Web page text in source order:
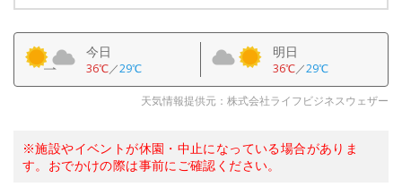
今日
36℃／29℃
明日
36℃／29℃
天気情報提供元：株式会社ライフビジネスウェザー
※施設やイベントが休園・中止になっている場合がありま
す。おでかけの際は事前にご確認ください。